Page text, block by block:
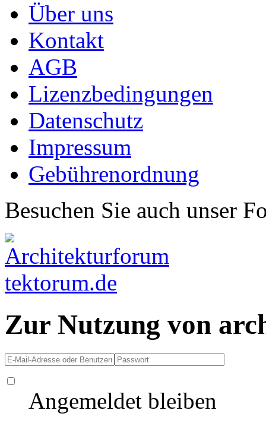
Über uns
Kontakt
AGB
Lizenzbedingungen
Datenschutz
Impressum
Gebührenordnung
Besuchen Sie auch unser
Zur Nutzung von
Angemeldet bleiben